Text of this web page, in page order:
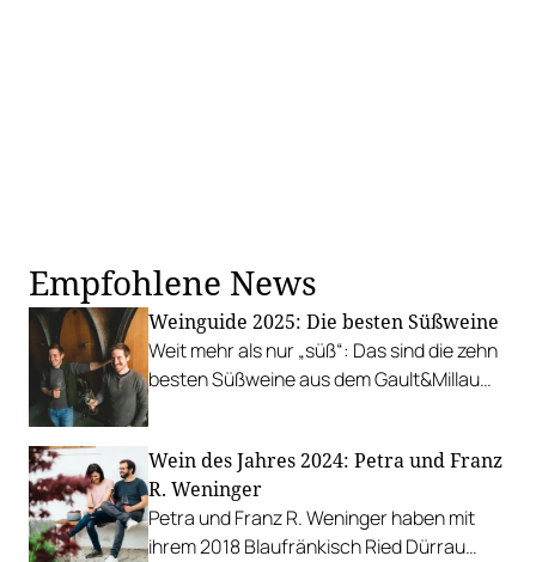
Empfohlene News
Weinguide 2025: Die besten Süßweine
Weit mehr als nur „süß“: Das sind die zehn
besten Süßweine aus dem Gault&Millau
Wein des Jahres 2024: Petra und Franz
R. Weninger
Petra und Franz R. Weninger haben mit
ihrem 2018 Blaufränkisch Ried Dürrau